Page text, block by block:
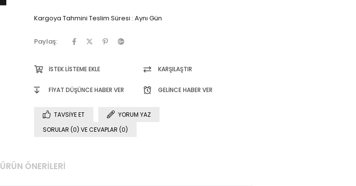
Kargoya Tahmini Teslim Süresi : Aynı Gün
Paylaş:
İSTEK LISTEME EKLE KARŞILAŞTIR
FIYAT DÜŞÜNCE HABER VER GELINCE HABER VER
TAVSIYE ET
YORUM YAZ
SORULAR (0) VE CEVAPLAR (0)
ÜRÜN ÖNERILERI